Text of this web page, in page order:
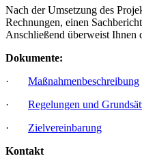
Nach der Umsetzung des
Rechnungen, einen
Anschließend überweist Ihnen
Dokumente:
· Maßnahmenbeschreibung
· Regelungen und
· Zielvereinbarung
Kontakt